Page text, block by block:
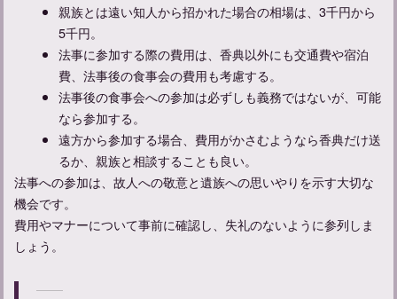
親族とは遠い知人から招かれた場合の相場は、3千円から
5千円。
法事に参加する際の費用は、香典以外にも交通費や宿泊
費、法事後の食事会の費用も考慮する。
法事後の食事会への参加は必ずしも義務ではないが、可能
なら参加する。
遠方から参加する場合、費用がかさむようなら香典だけ送
るか、親族と相談することも良い。
法事への参加は、故人への敬意と遺族への思いやりを示す大切な
機会です。
費用やマナーについて事前に確認し、失礼のないように参列しま
しょう。